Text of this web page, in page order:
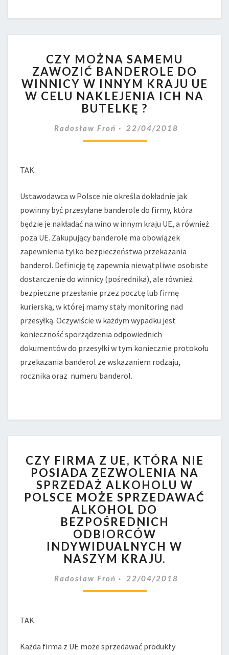
MOŻNA
SAMEMU
ZAWOZIĆ
BANDEROLE
DO
WINNICY
W
INNYM
NAKLEJENIA
ICH
BUTELKĘ
?
CZY MOŻNA SAMEMU
ZAWOZIĆ BANDEROLE DO
WINNICY W INNYM KRAJU UE
W CELU NAKLEJENIA ICH NA
BUTELKĘ ?
Radosław Froń 22/04/2018
TAK.
Ustawodawca w Polsce nie określa dokładnie jak
powinny być przesyłane banderole do firmy, która
będzie je nakładać na wino w innym kraju UE, a również
poza UE. Zakupujący banderole ma obowiązek
zapewnienia tylko bezpieczeństwa przekazania
banderol. Definicję tę zapewnia niewątpliwie osobiste
dostarczenie do winnicy (pośrednika), ale również
bezpieczne przesłanie przez pocztę lub firmę
kurierską, w której mamy stały monitoring nad
przesyłką. Oczywiście w każdym wypadku jest
konieczność sporządzenia odpowiednich
dokumentów do przesyłki w tym koniecznie protokołu
przekazania banderol ze wskazaniem rodzaju,
rocznika oraz numeru banderol.
FIRMA
Z
UE,
KTÓRA
NIE
POSIADA
ZEZWOLENIA
NA
SPRZEDAŻ
ALKOHOLU
W
POLSCE
BEZPOŚREDNICH
ODBIORCÓW
CZY FIRMA Z UE, KTÓRA NIE
POSIADA ZEZWOLENIA NA
SPRZEDAŻ ALKOHOLU W
POLSCE MOŻE SPRZEDAWAĆ
ALKOHOL DO
BEZPOŚREDNICH
ODBIORCÓW
INDYWIDUALNYCH W
NASZYM KRAJU.
Radosław Froń 22/04/2018
TAK.
Każda firma z UE może sprzedawać produkty